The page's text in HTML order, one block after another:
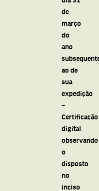
de
março
do
ano
ao de
sua
expedição
–
Certificação
digital
observando
o
disposto
no
inciso